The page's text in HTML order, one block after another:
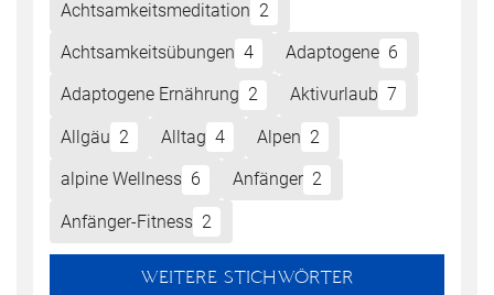
Achtsamkeitsmeditation 2
Achtsamkeitsübungen 4 Adaptogene 6
Adaptogene Ernährung 2 Aktivurlaub 7
Allgäu 2 Alltag 4 Alpen 2
alpine Wellness 6 Anfänger 2
Anfänger-Fitness 2
WEITERE STICHWÖRTER